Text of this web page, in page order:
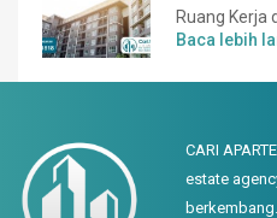
Ruang Kerja
Baca lebih
CARI
estate